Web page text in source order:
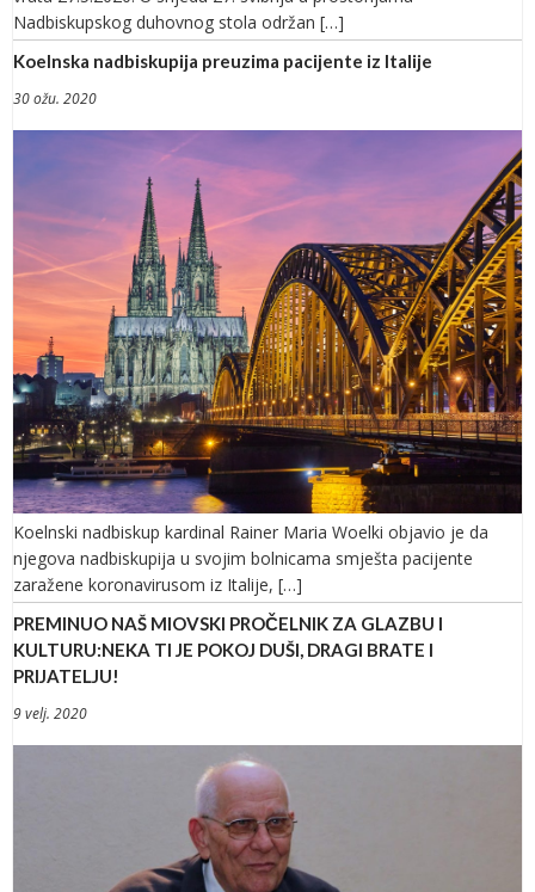
Nadbiskupskog duhovnog stola održan […]
Koelnska nadbiskupija preuzima pacijente iz Italije
30 ožu. 2020
Koelnski nadbiskup kardinal Rainer Maria Woelki objavio je da
njegova nadbiskupija u svojim bolnicama smješta pacijente
zaražene koronavirusom iz Italije, […]
PREMINUO NAŠ MIOVSKI PROČELNIK ZA GLAZBU I
KULTURU:NEKA TI JE POKOJ DUŠI, DRAGI BRATE I
PRIJATELJU!
9 velj. 2020